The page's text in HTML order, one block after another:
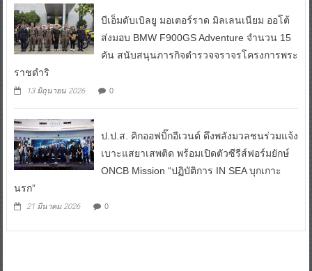
บีเอ็มดับเบิลยู มอเตอร์ราด มิลเลนเนียม ออโต้
ส่งมอบ BMW F900GS Adventure จำนวน 15
คัน สนับสนุนภารกิจตำรวจจราจรโครงการพระ
ราชดำริ
13 มิถุนายน 2026 0
ป.ป.ส. คิกออฟบิ๊กอีเวนต์ ดึงพลังมวลชนร่วมแจ้ง
เบาะแสยาเสพติด พร้อมเปิดตัวซีรีส์ฟอร์มยักษ์
ONCB Mission “ปฏิบัติการ IN SEA บุกเกาะ
นรก”
21 มีนาคม 2026 0